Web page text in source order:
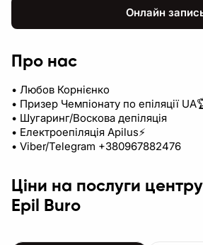
Онлайн
Про нас
• Любов Корнієнко
• Призер Чемпіонату по епіляції
• Шугаринг/Воскова депіляція
• Електроепіляція Apilus⚡
• Viber/Telegram +380967882476
Ціни на послуги центру
Epil Buro